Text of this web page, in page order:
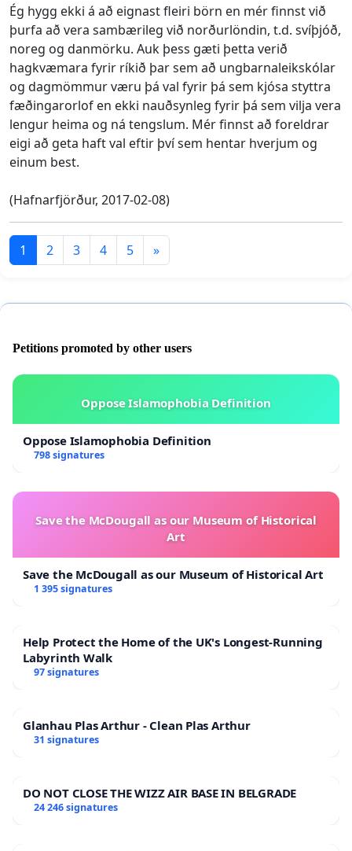
Ég hygg ekki á að eignast fleiri börn en mér finnst við
þurfa að vera sambærileg við norðurlöndin, t.d. svíþjóð,
noreg og danmörku. Auk þess gæti þetta verið
hagkvæmara fyrir ríkið þar sem að ungbarnaleikskólar
og dagmömmur væru þá val fyrir þá sem kjósa styttra
fæðingarorlof en ekki nauðsynleg fyrir þá sem vilja vera
lengur heima og ná tengslum. Mér finnst að foreldrar
eigi að geta haft val eftir því sem hentar hverjum og
einum best.
(Hafnarfjörður, 2017-02-08)
1 2 3 4 5 »
Petitions promoted by other users
Oppose Islamophobia Definition
Oppose Islamophobia Definition
798 signatures
Save the McDougall as our Museum of Historical
Art
Save the McDougall as our Museum of Historical Art
1 395 signatures
Help Protect the Home of the UK's Longest-Running
Labyrinth Walk
97 signatures
Glanhau Plas Arthur - Clean Plas Arthur
31 signatures
DO NOT CLOSE THE WIZZ AIR BASE IN BELGRADE
24 246 signatures